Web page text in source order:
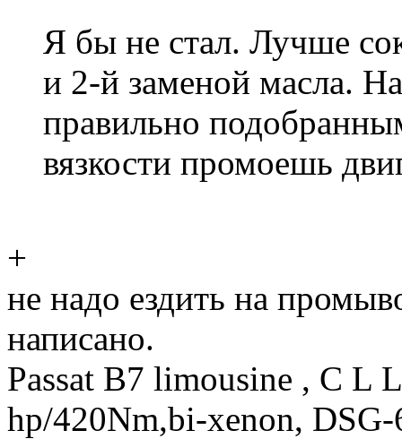
Я бы не стал. Лучше
и 2-й заменой масла.
правильно
вязкости промоешь
+
не надо ездить на
написано.
Passat B7 limousine , C L
hp/420Nm,bi-xenon,